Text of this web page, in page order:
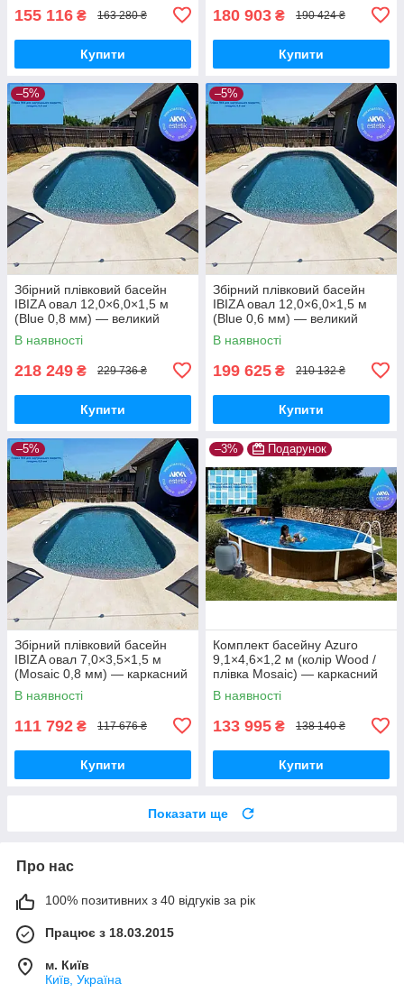
155 116 ₴ 163 280 ₴
Купити
180 903 ₴ 190 424 ₴
Купити
–5%
Збірний плівковий басейн
IBIZA овал 12,0×6,0×1,5 м
(Blue 0,8 мм) — великий
стаціонарний басейн під
встановлення в котлован
В наявності
218 249 ₴ 229 736 ₴
Купити
–5%
Збірний плівковий басейн
IBIZA овал 12,0×6,0×1,5 м
(Blue 0,6 мм) — великий
стаціонарний басейн під
встановлення в котлован
В наявності
199 625 ₴ 210 132 ₴
Купити
–5%
Збірний плівковий басейн
IBIZA овал 7,0×3,5×1,5 м
(Mosaic 0,8 мм) — каркасний
басейн для приватного
використання
В наявності
111 792 ₴ 117 676 ₴
Купити
–3% Подарунок
Комплект басейну Azuro
9,1×4,6×1,2 м (колір Wood /
плівка Mosaic) — каркасний
басейн для наземного або
заглибленого встановлення
В наявності
133 995 ₴ 138 140 ₴
Купити
Показати ще
Про нас
100% позитивних з 40 відгуків за рік
Працює з 18.03.2015
м. Київ
Київ, Україна